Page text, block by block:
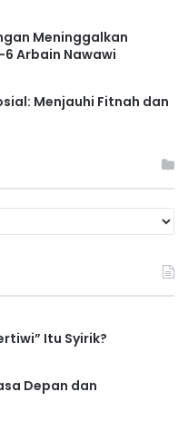
Meninggalkan
Arbain Nawawi
Menjauhi Fitnah dan
Itu Syirik?
Depan dan